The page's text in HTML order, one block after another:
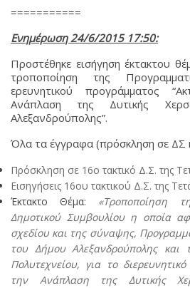
===========
Ενημέρωση 24/6/2015 17:50:
Προστέθηκε εισήγηση έκτακτου
τροποποίηση της
ερευνητικού προγράμματος
Ανάπλαση της Δυτικής
Αλεξανδρούπολης”.
Όλα τα έγγραφα (πρόσκληση σε ΔΣ
Πρόσκληση σε 16ο τακτικό Δ.Σ. της
Εισηγήσεις 16ου τακτικού Δ.Σ. της
Έκτακτο Θέμα: «Τροποποίηση
Δημοτικού Συμβουλίου η οποία
σχεδίου και της σύναψης,
του Δήμου Αλεξανδρούπολης και
Πολυτεχνείου, για το
την Ανάπλαση της Δυτικής